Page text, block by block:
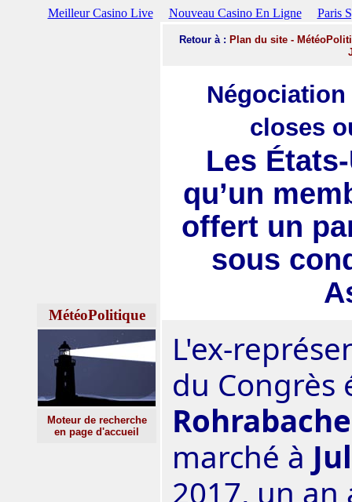
Meilleur Casino Live Nouveau Casino En Ligne Paris
MétéoPolitique
Moteur de recherche
en page d'accueil
Retourà : Plan du site-
closes
Les
qu’un
offert un
sous
L'ex-
du
marché à
2017, un an